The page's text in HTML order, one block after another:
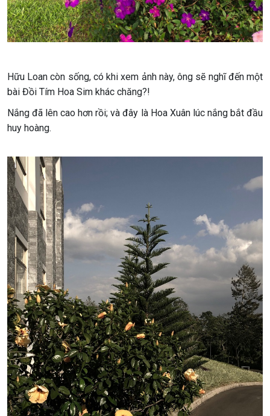
Hữu Loan còn sống, có khi xem ảnh này, ông sẽ nghĩ đến một
bài Đồi Tím Hoa Sim khác chăng?!
Nắng đã lên cao hơn rồi; và đây là Hoa Xuân lúc nắng bắt đầu
huy hoàng.